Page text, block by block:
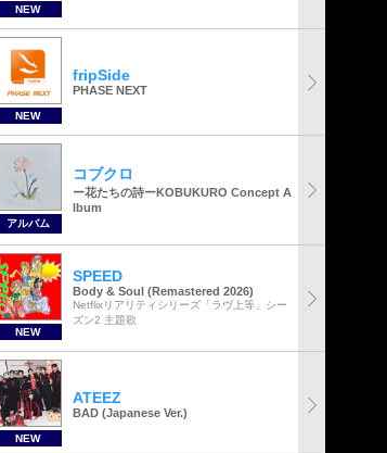
NEW
NEW
fripSide
PHASE NEXT
アルバム
コブクロ
ー花たちの詩ーKOBUKURO Concept A
lbum
NEW
SPEED
Body & Soul (Remastered 2026)
Netflixリアリティシリーズ「ラヴ上等」シー
ズン2 主題歌
NEW
ATEEZ
BAD (Japanese Ver.)